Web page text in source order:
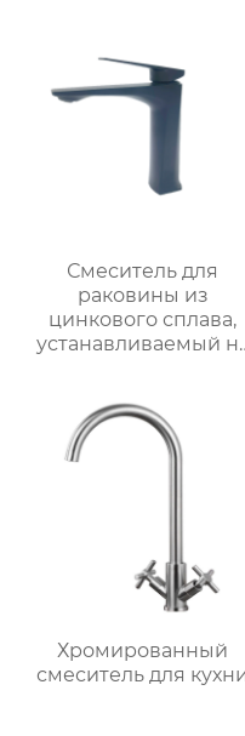
Смеситель для
раковины из
цинкового сплава,
устанавливаемый
Хромированный
смеситель для